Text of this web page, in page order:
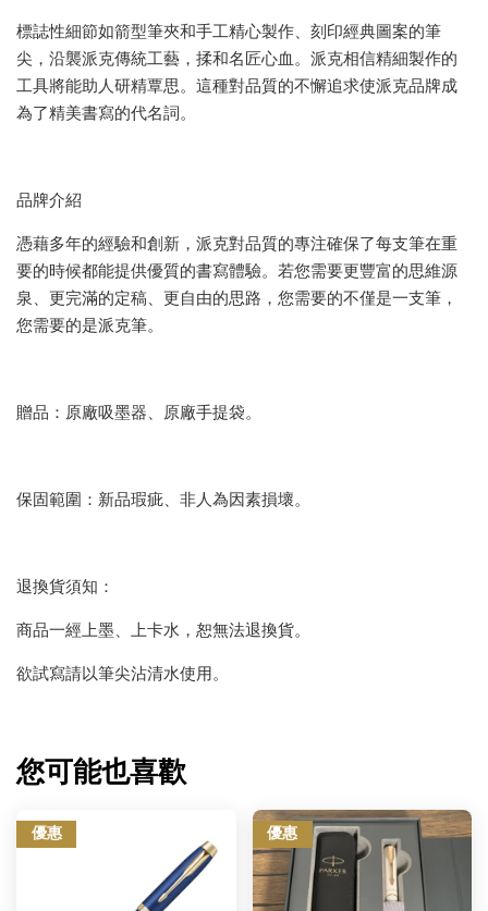
標誌性細節如箭型筆夾和手工精心製作、刻印經典圖案的筆
尖，沿襲派克傳統工藝，揉和名匠心血。派克相信精細製作的
工具將能助人研精覃思。這種對品質的不懈追求使派克品牌成
為了精美書寫的代名詞。
品牌介紹
憑藉多年的經驗和創新，派克對品質的專注確保了每支筆在重
要的時候都能提供優質的書寫體驗。若您需要更豐富的思維源
泉、更完滿的定稿、更自由的思路，您需要的不僅是一支筆，
您需要的是派克筆。
贈品：原廠吸墨器、原廠手提袋。
保固範圍：新品瑕疵、非人為因素損壞。
退換貨須知：
商品一經上墨、上卡水，恕無法退換貨。
欲試寫請以筆尖沾清水使用。
您可能也喜歡
優惠 優惠